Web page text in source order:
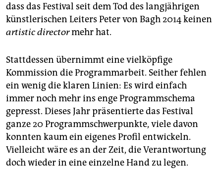
dass das Festival seit dem Tod des langjährigen
künstlerischen Leiters Peter von Bagh 2014 keinen
artistic directormehr hat.
Stattdessen übernimmt eine vielköpfige
Kommission die Programmarbeit. Seither fehlen
ein wenig die klaren Linien: Es wird einfach
immer noch mehr ins enge Programmschema
gepresst. Dieses Jahr präsentierte das Festival
ganze 20 Programmschwerpunkte, viele davon
konnten kaum ein eigenes Profil entwickeln.
Vielleicht wäre es an der Zeit, die Verantwortung
doch wieder in eine einzelne Hand zu legen.